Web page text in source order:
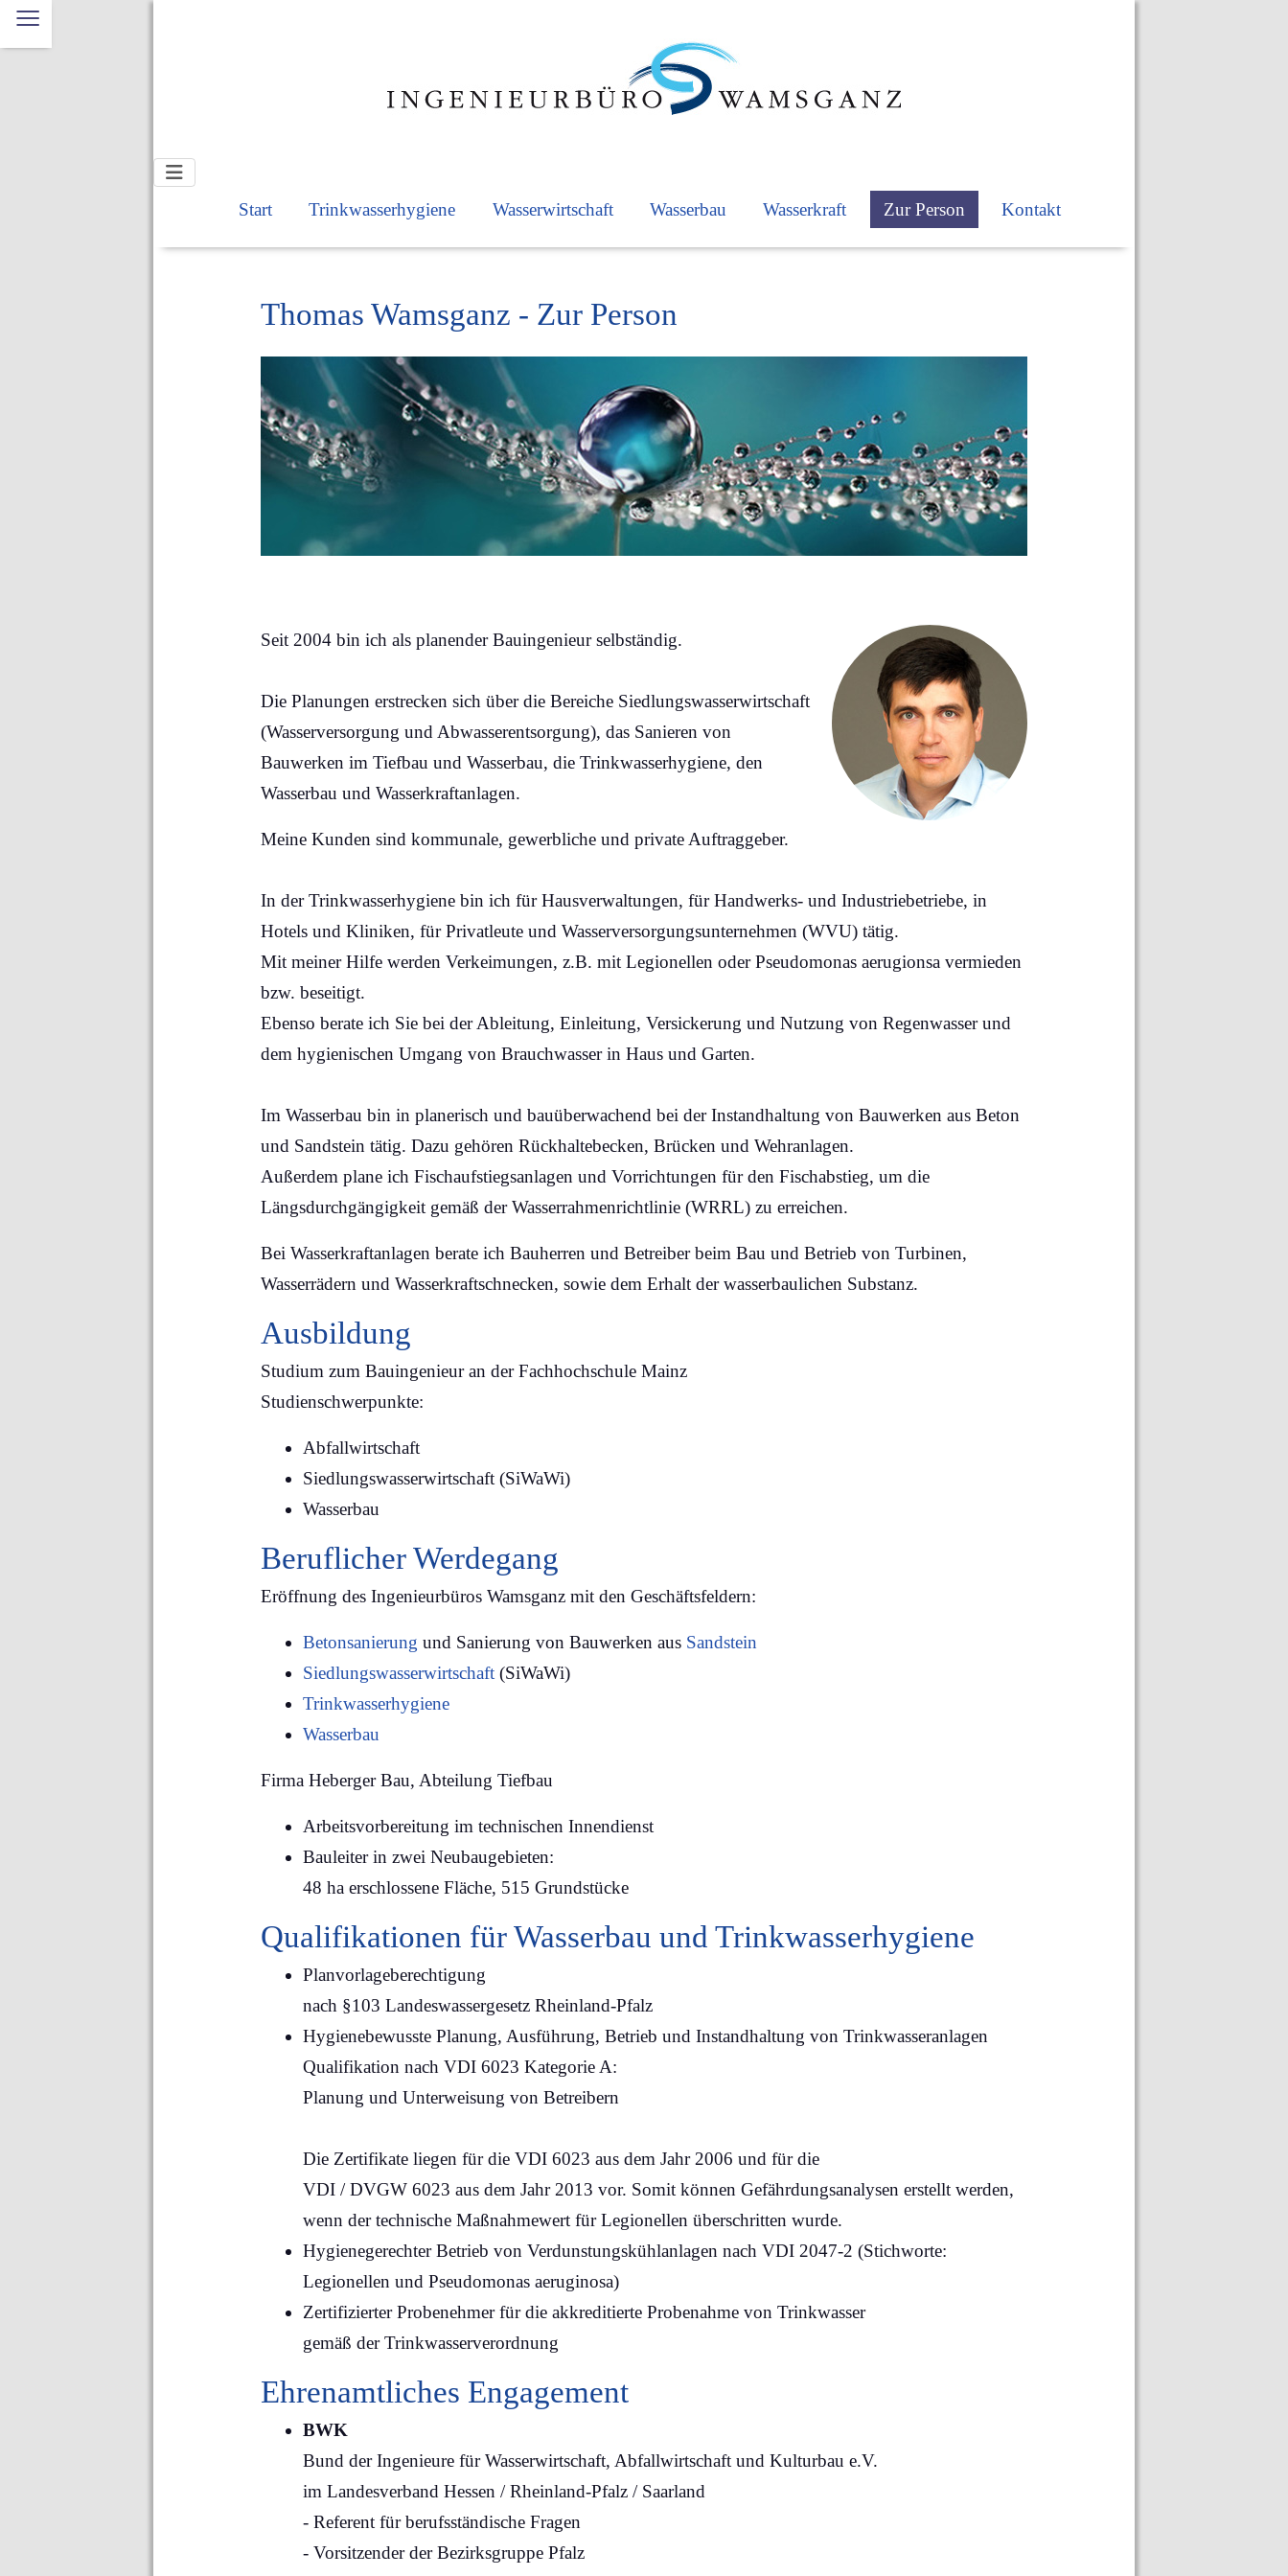
Start Trinkwasserhygiene Wasserwirtschaft Wasserbau Wasserkraft Zur Person Kontakt
Thomas Wamsganz - Zur Person
Seit 2004 bin ich als planender Bauingenieur selbständig.
Die Planungen erstrecken sich über die Bereiche Siedlungswasserwirtschaft
(Wasserversorgung und Abwasserentsorgung), das Sanieren von
Bauwerken im Tiefbau und Wasserbau, die Trinkwasserhygiene, den
Wasserbau und Wasserkraftanlagen.
Meine Kunden sind kommunale, gewerbliche und private Auftraggeber.
In der Trinkwasserhygiene bin ich für Hausverwaltungen, für Handwerks- und Industriebetriebe, in
Hotels und Kliniken, für Privatleute und Wasserversorgungsunternehmen (WVU) tätig.
Mit meiner Hilfe werden Verkeimungen, z.B. mit Legionellen oder Pseudomonas aerugionsa vermieden
bzw. beseitigt.
Ebenso berate ich Sie bei der Ableitung, Einleitung, Versickerung und Nutzung von Regenwasser und
dem hygienischen Umgang von Brauchwasser in Haus und Garten.
Im Wasserbau bin in planerisch und bauüberwachend bei der Instandhaltung von Bauwerken aus Beton
und Sandstein tätig. Dazu gehören Rückhaltebecken, Brücken und Wehranlagen.
Außerdem plane ich Fischaufstiegsanlagen und Vorrichtungen für den Fischabstieg, um die
Längsdurchgängigkeit gemäß der Wasserrahmenrichtlinie (WRRL) zu erreichen.
Bei Wasserkraftanlagen berate ich Bauherren und Betreiber beim Bau und Betrieb von Turbinen,
Wasserrädern und Wasserkraftschnecken, sowie dem Erhalt der wasserbaulichen Substanz.
Ausbildung
Studium zum Bauingenieur an der Fachhochschule Mainz
Studienschwerpunkte:
Abfallwirtschaft
Siedlungswasserwirtschaft (SiWaWi)
Wasserbau
Beruflicher Werdegang
Eröffnung des Ingenieurbüros Wamsganz mit den Geschäftsfeldern:
Betonsanierung und Sanierung von Bauwerken aus Sandstein
Siedlungswasserwirtschaft (SiWaWi)
Trinkwasserhygiene
Wasserbau
Firma Heberger Bau, Abteilung Tiefbau
Arbeitsvorbereitung im technischen Innendienst
Bauleiter in zwei Neubaugebieten:
48 ha erschlossene Fläche, 515 Grundstücke
Qualifikationen für Wasserbau und Trinkwasserhygiene
Planvorlageberechtigung
nach §103 Landeswassergesetz Rheinland-Pfalz
Hygienebewusste Planung, Ausführung, Betrieb und Instandhaltung von Trinkwasseranlagen
Qualifikation nach VDI 6023 Kategorie A:
Planung und Unterweisung von Betreibern
Die Zertifikate liegen für die VDI 6023 aus dem Jahr 2006 und für die
VDI / DVGW 6023 aus dem Jahr 2013 vor. Somit können Gefährdungsanalysen erstellt werden,
wenn der technische Maßnahmewert für Legionellen überschritten wurde.
Hygienegerechter Betrieb von Verdunstungskühlanlagen nach VDI 2047-2 (Stichworte:
Legionellen und Pseudomonas aeruginosa)
Zertifizierter Probenehmer für die akkreditierte Probenahme von Trinkwasser
gemäß der Trinkwasserverordnung
Ehrenamtliches Engagement
BWK
Bund der Ingenieure fürWasserwirtschaft, Abfallwirtschaft und Kulturbau e.V.
im Landesverband Hessen / Rheinland-Pfalz / Saarland
- Referent für berufsständische Fragen
- Vorsitzender der Bezirksgruppe Pfalz
≡